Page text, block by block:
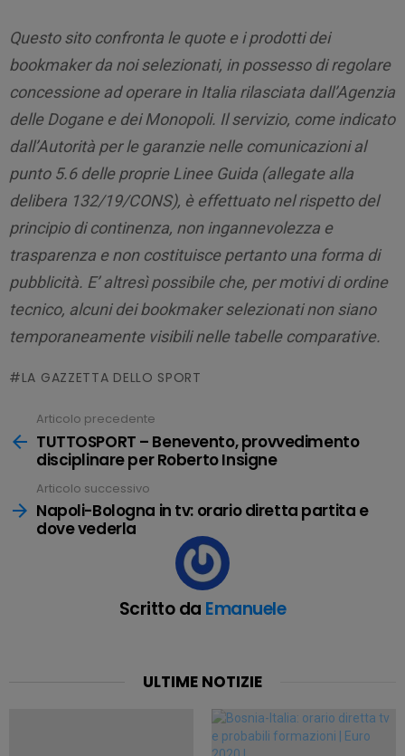
Questo sito confronta le quote e i prodotti dei
bookmaker da noi selezionati, in possesso di regolare
concessione ad operare in Italia rilasciata dall’Agenzia
delle Dogane e dei Monopoli. Il servizio, come indicato
dall’Autorità per le garanzie nelle comunicazioni al
punto 5.6 delle proprie Linee Guida (allegate alla
delibera 132/19/CONS), è effettuato nel rispetto del
principio di continenza, non ingannevolezza e
trasparenza e non costituisce pertanto una forma di
pubblicità. E’ altresì possibile che, per motivi di ordine
tecnico, alcuni dei bookmaker selezionati non siano
temporaneamente visibili nelle tabelle comparative.
LA GAZZETTA DELLO SPORT
Leggi
tutto
Articolo precedente
TUTTOSPORT – Benevento, provvedimento
disciplinare per Roberto Insigne
Articolo successivo
Napoli-Bologna in tv: orario diretta partita e
dove vederla
Scritto da Emanuele
ULTIME NOTIZIE